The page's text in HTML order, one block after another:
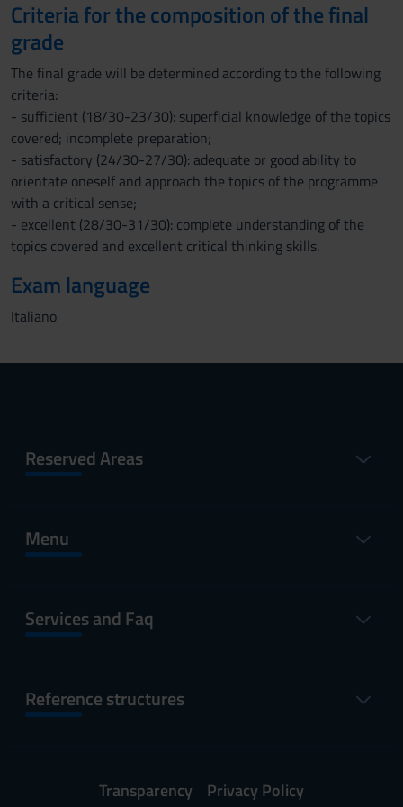
Criteria for the composition of the final
grade
The final grade will be determined according to the following
criteria:
- sufficient (18/30-23/30): superficial knowledge of the topics
covered; incomplete preparation;
- satisfactory (24/30-27/30): adequate or good ability to
orientate oneself and approach the topics of the programme
with a critical sense;
- excellent (28/30-31/30): complete understanding of the
topics covered and excellent critical thinking skills.
Exam language
Italiano
Reserved Areas
Menu
Services and Faq
Reference structures
Transparency Privacy Policy